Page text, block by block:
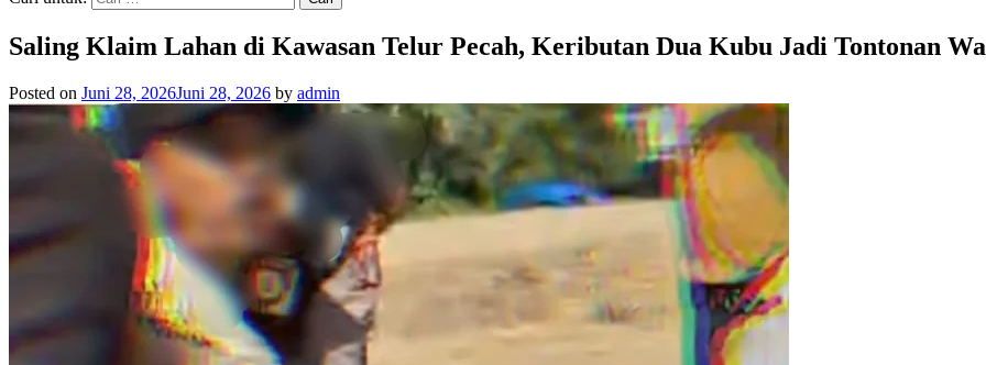
Saling Klaim Lahan di Kawasan Telur Pecah, Keributan Dua Kubu Jadi Tontonan
Posted on Juni 28, 2026Juni 28, 2026 by admin